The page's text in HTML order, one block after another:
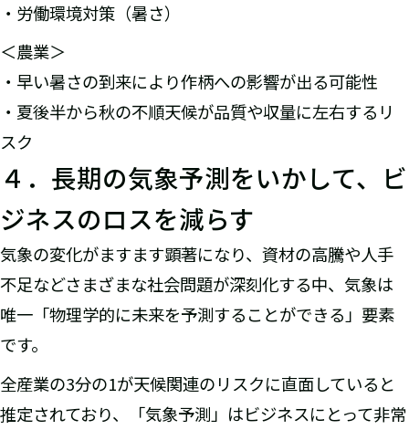
・労働環境対策（暑さ）
＜農業＞
・早い暑さの到来により作柄への影響が出る可能性
・夏後半から秋の不順天候が品質や収量に左右するリ
スク
４．長期の気象予測をいかして、ビ
ジネスのロスを減らす
気象の変化がますます顕著になり、資材の高騰や人手
不足などさまざまな社会問題が深刻化する中、気象は
唯一「物理学的に未来を予測することができる」要素
です。
全産業の3分の1が天候関連のリスクに直面していると
推定されており、「気象予測」はビジネスにとって非常